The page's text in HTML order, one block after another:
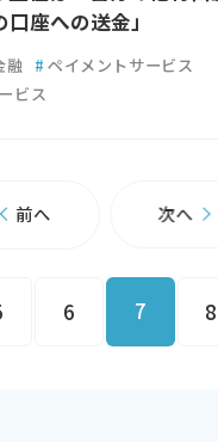
座への送金」
融 # ペイメントサービス
ビス
前へ
6 7 8
次へ